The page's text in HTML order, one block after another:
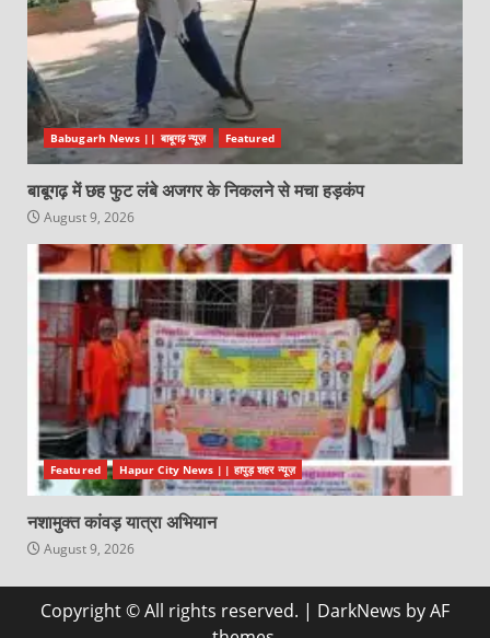
Babugarh News || बाबूगढ़ न्यूज़ Featured
बाबूगढ़ में छह फुट लंबे अजगर के निकलने से मचा हड़कंप
August 9, 2026
Featured Hapur City News || हापुड़ शहर न्यूज़
नशामुक्त कांवड़ यात्रा अभियान
August 9, 2026
Copyright © All rights reserved. | DarkNews by AF